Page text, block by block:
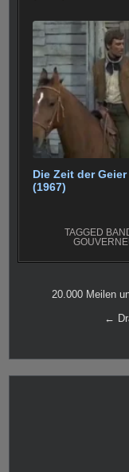
Die Zeit der
(1967)
TAGGED
20.000 Meilen
←